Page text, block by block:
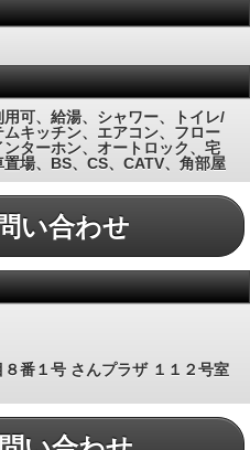
可、給湯、シャワー、トイレ/
キッチン、エアコン、フロー
ターホン、オートロック、宅
場、BS、CS、CATV、角部屋
い合わせ
番１号 さんプラザ １１２号室